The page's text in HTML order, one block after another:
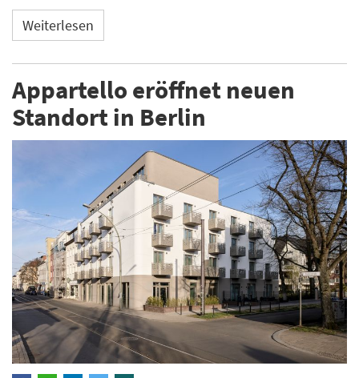
Weiterlesen
Appartello eröffnet neuen
Standort in Berlin